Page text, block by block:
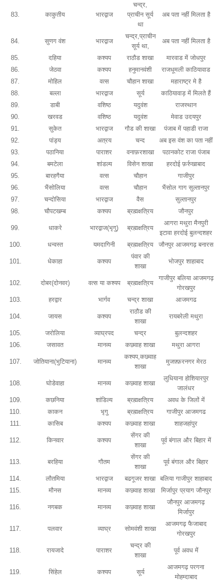
83. काकुतीय भारद्वाज
चन्द्र,
प्राचीन सूर्य
था
अब पता नहीं मिलता है
84. सुणग वंश भारद्वाज
चन्द्र,प्राचीन
सूर्य था,
अब पता नहीं मिलता है
85. दहिया कश्यप राठौड शाखा
मारवाड में जोधपुर
86.
जेठवा कश्यप हनुमानवंशी
राजधूमली काठियावाड
87.
मोहिल वत्स चौहान शाखा
महाराष्ट्र मे है
88.
बल्ला भारद्वाज सूर्य
काठियावाड़ में मिलते हैं
89.
डाबी वशिष्ठ यदुवंश
राजस्थान
90.
खरवड वशिष्ठ यदुवंश
मेवाड उदयपुर
91.
सुकेत भारद्वाज गौड की शाखा
पंजाब में पहाडी राजा
92.
पांड्य अत्रय चन्द
अब इस वंश का पता नहीं
93.
पठानिया पाराशर वनाफ़रशाखा
पठानकोट राजा पंजाब
94.
बमटेला शांडल्य विसेन शाखा
हरदोई फ़र्रुखाबाद
95.
बारहगैया वत्स चौहान
गाजीपुर
96.
भैंसोलिया वत्स चौहान
भैंसोल गाग सुल्तानपुर
97.
चन्दोसिया भारद्वाज वैस
सुल्तानपुर
98.
चौपटखम्ब कश्यप ब्रह्मक्षत्रिय जौनपुर
99. धाकरे भारद्वाज(भृगु) ब्रह्मक्षत्रिय
आगरा मथुरा मैनपुरी
इटावा हरदोई बुलन्दशहर
100.
धन्वस्त यमदागिनी ब्रह्मक्षत्रिय जौनपुर आजमगढ़ बनारस
101. धेकाहा कश्यप
पंवार की
शाखा
भोजपुर शाहाबाद
102. दोबर(दोनवर) वत्स या कश्यप ब्रह्मक्षत्रिय
गाजीपुर बलिया आजमगढ़
गोरखपुर
103.
हरद्वार भार्गव चन्द्र शाखा आजमगढ
104. जायस कश्यप
राठौड की
शाखा
रायबरेली मथुरा
105. जरोलिया व्याघ्रपद चन्द्र
बुलन्दशहर
106.
जसावत मानव्य कछवाह शाखा मथुरा आगरा
107. जोतियाना(भुटियाना) मानव्य
कश्यप,कछवाह
शाखा
मुजफ़्फ़रनगर मेरठ
108. घोडेवाहा मानव्य कछवाह शाखा
लुधियाना होशियारपुर
जालंधर
109.
कछनिया शांडिल्य ब्रह्मक्षत्रिय
अवध के जिलों में
110.
काकन भृगु ब्रह्मक्षत्रिय
गाजीपुर आजमगढ
111.
कासिब कश्यप कछवाह शाखा शाहजहांपुर
112. किनवार कश्यप
सेंगर की
शाखा
पूर्व बंगाल और बिहार में
113. बरहिया गौतम
सेंगर की
शाखा
पूर्व बंगाल और बिहार
114. लौतमिया भारद्वाज बढगूजर शाखा बलिया गाजीपुर शाहाबाद
115.
मौनस मानव्य कछवाह शाखा मिर्जापुर प्रयाग जौनपुर
116. नगबक मानव्य कछवाह शाखा
जौनपुर आजमगढ़
मिर्जापुर
117. पलवार व्याघ्र सोमवंशी शाखा
आजमगढ़ फैजाबाद
गोरखपुर
118. रायजादे पाराशर
चन्द्र की
शाखा
पूर्व अवध में
119. सिंहेल कश्यप सूर्य
आजमगढ़ परगना
मोहम्दाबाद